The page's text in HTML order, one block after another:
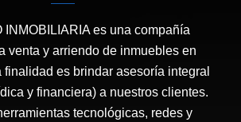
INMOBILIARIA es una compañía
venta y arriendo de inmuebles en
es brindar asesoría integral
y financiera) a nuestros clientes.
tecnológicas, redes y